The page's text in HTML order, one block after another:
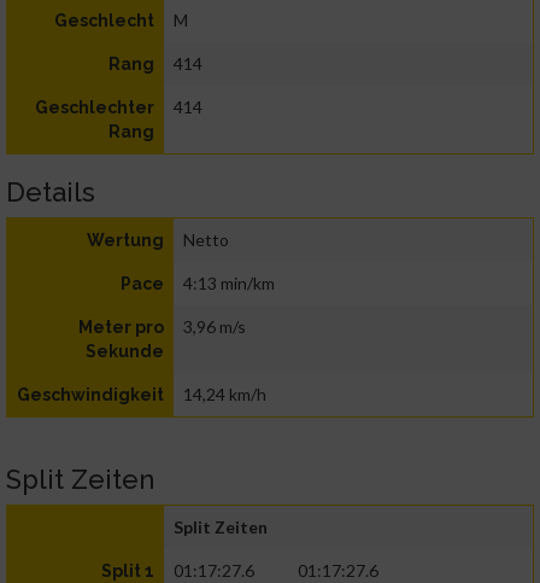
Geschlecht M
Rang 414
Geschlechter
Rang
414
Details
Wertung Netto
Pace 4:13 min/km
Meter pro
Sekunde
3,96 m/s
Geschwindigkeit 14,24 km/h
Split Zeiten
Split Zeiten
Split 1 01:17:27.6 01:17:27.6